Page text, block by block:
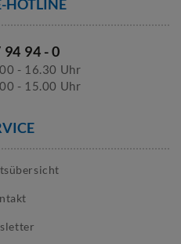
HOTLINE
94 - 0
- 16.30 Uhr
- 15.00 Uhr